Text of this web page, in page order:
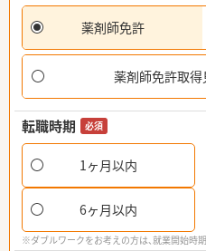
薬剤師免許
薬剤師免許取得
転職時期 必須
1ヶ月以内
6ヶ月以内
※ダブルワークをお考えの方は、就業開始時